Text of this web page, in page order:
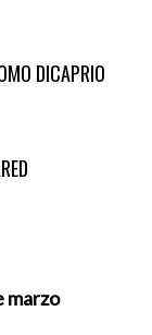
DICAPRIO
marzo